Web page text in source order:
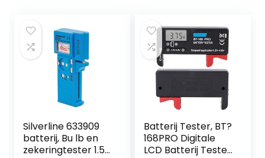
Silverline 633909
batterij, Bu lb en
zekeringtester 1.5V
Batterij Tester, BT?
168PRO Digitale
LCD Batterij Tester